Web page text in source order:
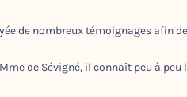
de nombreux témoignages afin
de Sévigné, il connaît peu à peu